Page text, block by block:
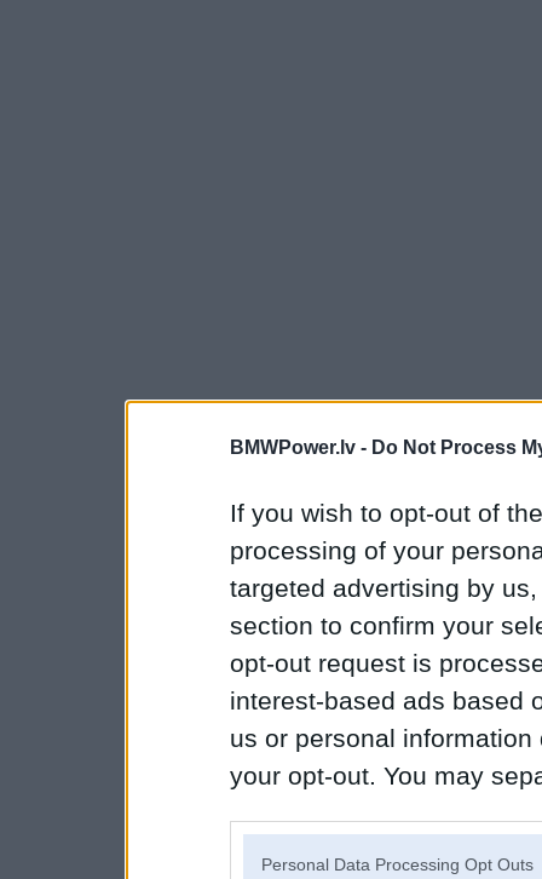
BMWPower.lv - Do Not Process
If you wish to opt-out of
processing of your
targeted advertising by
section to confirm your
opt-out request is
interest-based ads based
us or personal
your opt-out. You may
Personal Data Processing Opt Outs